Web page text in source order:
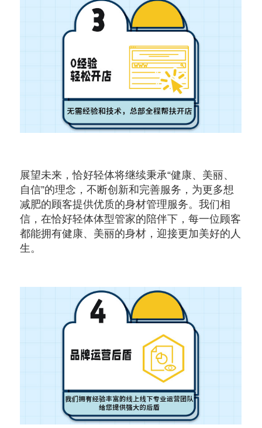
展望未来，恰好轻体将继续秉承“健康、美丽、
自信”的理念，不断创新和完善服务，为更多想
减肥的顾客提供优质的身材管理服务。我们相
信，在恰好轻体体型管家的陪伴下，每一位顾客
都能拥有健康、美丽的身材，迎接更加美好的人
生。